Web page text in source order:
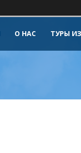
О НАС ТУРЫ